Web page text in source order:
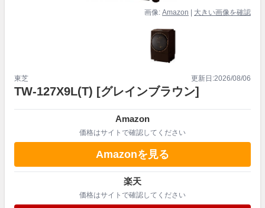
画像: Amazon 大きい画像を確認
東芝
TW-127X9L(T) [グレインブラウン]
更新日:2026/08/06
Amazon
価格はサイトで確認してください
Amazonを見る
楽天
価格はサイトで確認してください